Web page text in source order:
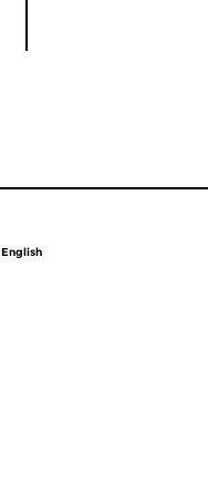
English